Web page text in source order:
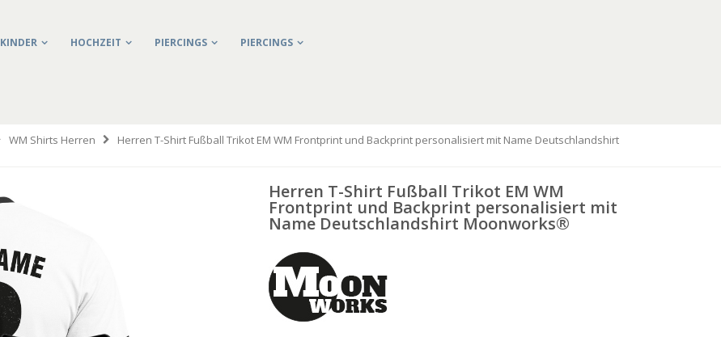
KINDER HOCHZEIT PIERCINGS
PIERCINGS
WM Shirts Herren Herren T-Shirt Fußball Trikot EM WM Frontprint und Backprint personalisiert mit Name Deutschlandshirt
Herren T-Shirt Fußball Trikot EM WM
Frontprint und Backprint personalisiert mit
Name Deutschlandshirt Moonworks®